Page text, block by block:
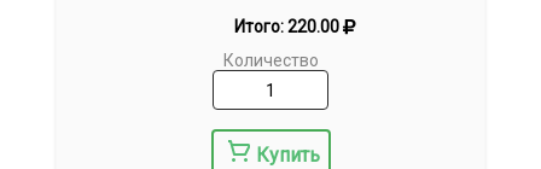
Итого:220.00
Количество
Купить